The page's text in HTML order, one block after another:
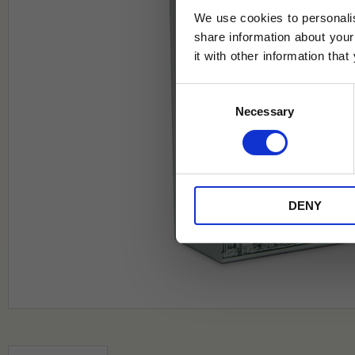
We use cookies to
share information about
it with other information that
Necessary
DENY
Jag samtycker till Tehuset Javas
* Rabatten gäller endast online på
på ordinarie priser och kan ej